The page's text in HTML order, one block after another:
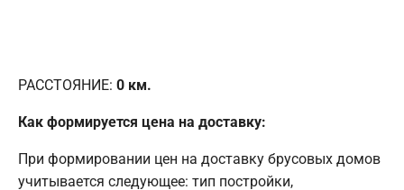
РАССТОЯНИЕ: 0 км.
Как формируется цена на доставку:
При формировании цен на доставку брусовых домов
учитывается следующее: тип постройки,